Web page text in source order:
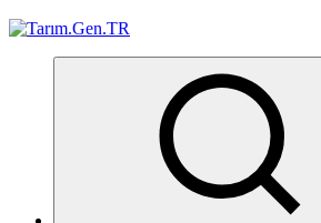
Türk Tarımının İnternetteki Adresi